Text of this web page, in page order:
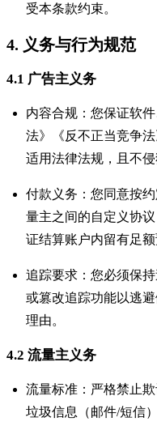
受本条款约束。
4. 义务与行为规范
4.1 广告主义务
内容合规：您保证软
法》《反不正当竞争
适用法律法规，且不侵
付款义务：您同意按
量主之间的自定义协
证结算账户内留有足额
追踪要求：您必须保
或篡改追踪功能以逃
理由。
4.2 流量主义务
流量标准：严格禁止欺
垃圾信息（邮件/短信